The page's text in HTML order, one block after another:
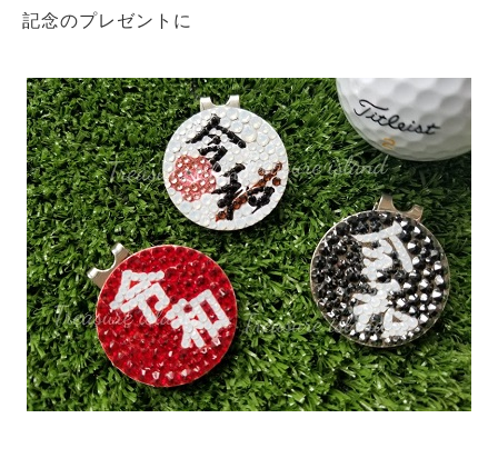
記念のプレゼントに